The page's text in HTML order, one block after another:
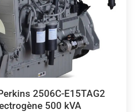
2506C-E15TAG2
500 kVA